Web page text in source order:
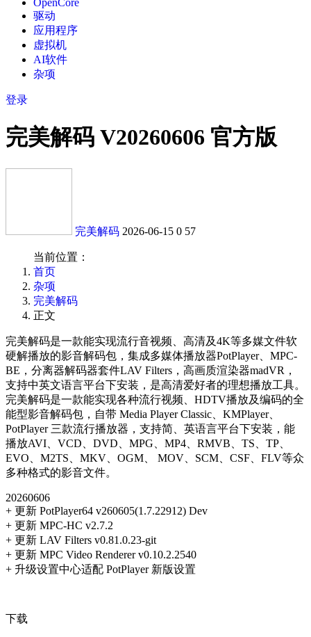
OpenCore
驱动
应用程序
虚拟机
AI软件
杂项
登录
完美解码 V20260606 官方版
完美解码 2026-06-15 0 57
当前位置：
首页
杂项
完美解码
正文
完美解码是一款能实现流行音视频、高清及4K等多媒文件软
硬解播放的影音解码包，集成多媒体播放器PotPlayer、MPC-
BE，分离器解码器套件LAV Filters，高画质渲染器madVR，
支持中英文语言平台下安装，是高清爱好者的理想播放工具。
完美解码是一款能实现各种流行视频、HDTV播放及编码的全
能型影音解码包，自带 Media Player Classic、KMPlayer、
PotPlayer 三款流行播放器，支持简、英语言平台下安装，能
播放AVI、VCD、DVD、MPG、MP4、RMVB、TS、TP、
EVO、M2TS、MKV、OGM、 MOV、SCM、CSF、FLV等众
多种格式的影音文件。
20260606
+ 更新 PotPlayer64 v260605(1.7.22912) Dev
+ 更新 MPC-HC v2.7.2
+ 更新 LAV Filters v0.81.0.23-git
+ 更新 MPC Video Renderer v0.10.2.2540
+ 升级设置中心适配 PotPlayer 新版设置
下载